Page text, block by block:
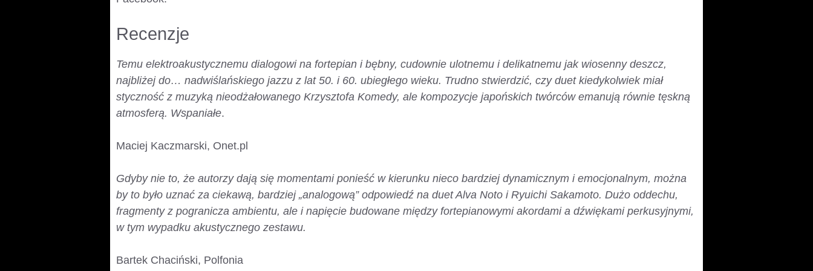
Recenzje
Temu elektroakustycznemu dialogowi na fortepian i bębny, cudownie ulotnemu i delikatnemu jak wiosenny deszcz,
najbliżej do… nadwiślańskiego jazzu z lat 50. i 60. ubiegłego wieku. Trudno stwierdzić, czy duet kiedykolwiek miał
styczność z muzyką nieodżałowanego Krzysztofa Komedy, ale kompozycje japońskich twórców emanują równie tęskną
atmosferą. Wspaniałe.
Maciej Kaczmarski, Onet.pl
Gdyby nie to, że autorzy dają się momentami ponieść w kierunku nieco bardziej dynamicznym i emocjonalnym, można
by to było uznać za ciekawą, bardziej „analogową” odpowiedź na duet Alva Noto i Ryuichi Sakamoto. Dużo oddechu,
fragmenty z pogranicza ambientu, ale i napięcie budowane między fortepianowymi akordami a dźwiękami perkusyjnymi,
w tym wypadku akustycznego zestawu.
Bartek Chaciński, Polfonia